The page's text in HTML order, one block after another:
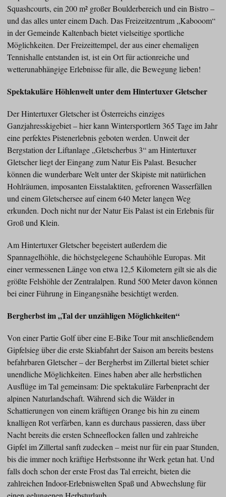
Squashcourts, ein 200 m² großer Boulderbereich und ein Bistro –
und das alles unter einem Dach. Das Freizeitzentrum „Kabooom“
in der Gemeinde Kaltenbach bietet vielseitige sportliche
Möglichkeiten. Der Freizeittempel, der aus einer ehemaligen
Tennishalle entstanden ist, ist ein Ort für actionreiche und
wetterunabhängige Erlebnisse für alle, die Bewegung lieben!
Spektakuläre Höhlenwelt unter dem Hintertuxer Gletscher
Der Hintertuxer Gletscher ist Österreichs einziges
Ganzjahresskigebiet – hier kann Wintersportlern 365 Tage im Jahr
eine perfektes Pistenerlebnis geboten werden. Unweit der
Bergstation der Liftanlage „Gletscherbus 3“ am Hintertuxer
Gletscher liegt der Eingang zum Natur Eis Palast. Besucher
können die wunderbare Welt unter der Skipiste mit natürlichen
Hohlräumen, imposanten Eisstalaktiten, gefrorenen Wasserfällen
und einem Gletschersee auf einem 640 Meter langen Weg
erkunden. Doch nicht nur der Natur Eis Palast ist ein Erlebnis für
Groß und Klein.
Am Hintertuxer Gletscher begeistert außerdem die
Spannagelhöhle, die höchstgelegene Schauhöhle Europas. Mit
einer vermessenen Länge von etwa 12,5 Kilometern gilt sie als die
größte Felshöhle der Zentralalpen. Rund 500 Meter davon können
bei einer Führung in Eingangsnähe besichtigt werden.
Bergherbst im „Tal der unzähligen Möglichkeiten“
Von einer Partie Golf über eine E-Bike Tour mit anschließendem
Gipfelsieg über die erste Skiabfahrt der Saison am bereits bestens
befahrbaren Gletscher – der Bergherbst im Zillertal bietet schier
unendliche Möglichkeiten. Eines haben aber alle herbstlichen
Ausflüge im Tal gemeinsam: Die spektakuläre Farbenpracht der
alpinen Naturlandschaft. Während sich die Wälder in
Schattierungen von einem kräftigen Orange bis hin zu einem
knalligen Rot verfärben, kann es durchaus passieren, dass über
Nacht bereits die ersten Schneeflocken fallen und zahlreiche
Gipfel im Zillertal sanft zudecken – meist nur für ein paar Stunden,
bis die immer noch kräftige Herbstsonne ihr Werk getan hat. Und
falls doch schon der erste Frost das Tal erreicht, bieten die
zahlreichen Indoor-Erlebniswelten Spaß und Abwechslung für